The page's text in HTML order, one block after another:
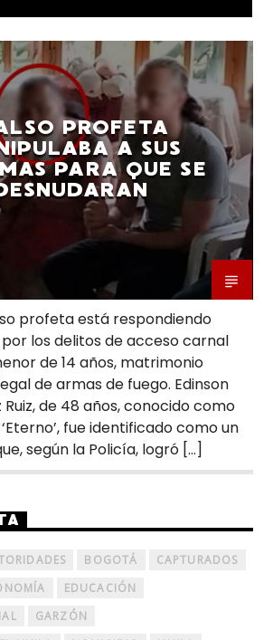
PROFETA
A SUS
PARA QUE SE
profeta está respondiendo
los delitos de acceso carnal
de 14 años, matrimonio
de armas de fuego. Edinson
de 48 años, conocido como
‘Eterno’, fue identificado como un
según la Policía, logró […]
BOGOTÁ
CAPTURADOS
EDUCACIÓN
GARZÓN